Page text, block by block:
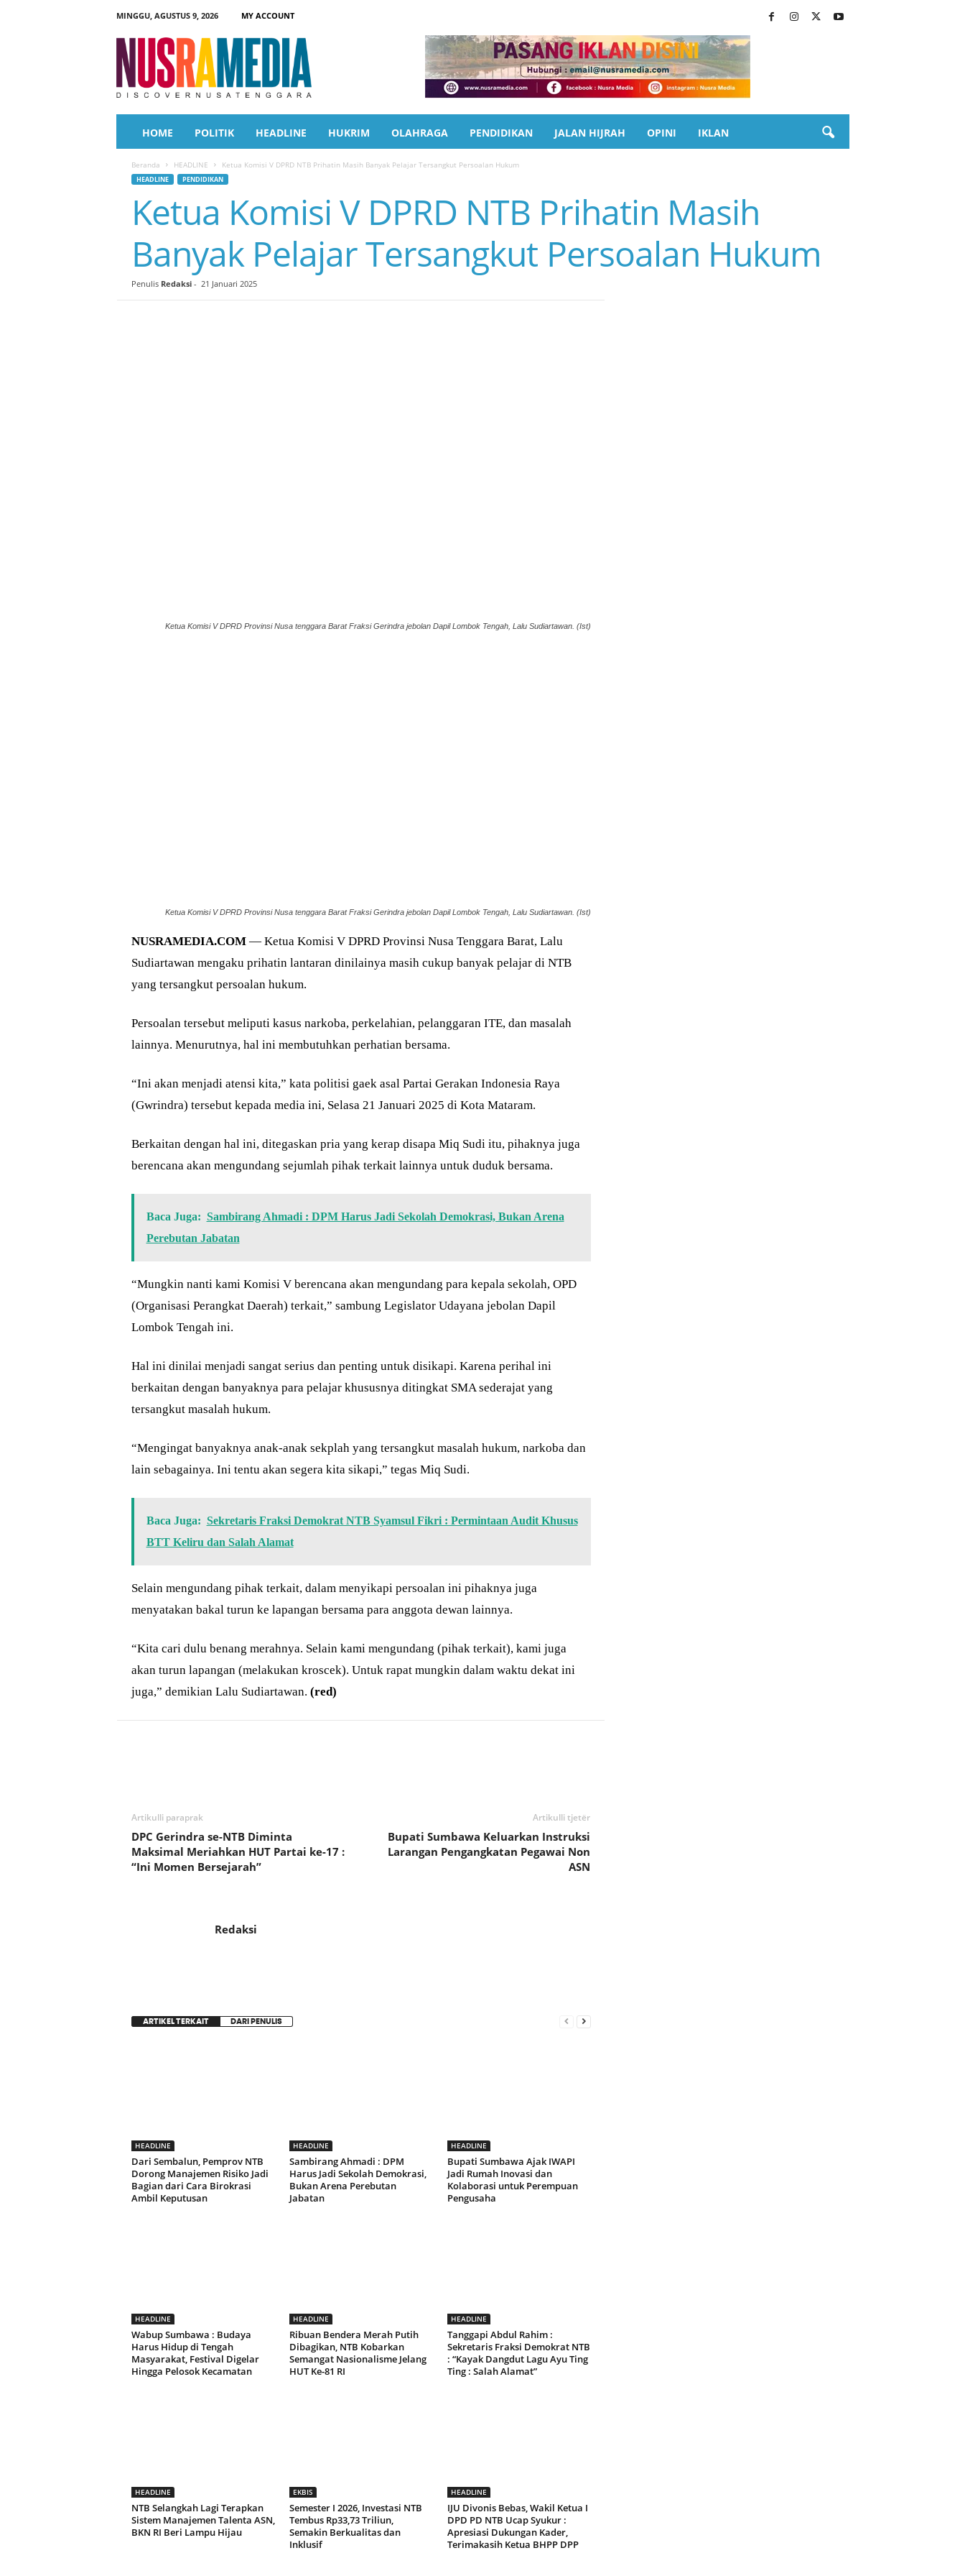
MINGGU, AGUSTUS 9, 2026
MY ACCOUNT
a
HOME POLITIK HEADLINE HUKRIM OLAHRAGA PENDIDIKAN JALAN HIJRAH OPINI IKLAN
Beranda HEADLINE Ketua Komisi V DPRD NTB Prihatin Masih Banyak Pelajar Tersangkut Persoalan Hukum
HEADLINE PENDIDIKAN
Ketua Komisi V DPRD NTB Prihatin Masih
Banyak Pelajar Tersangkut Persoalan Hukum
Penulis Redaksi- 21 Januari 2025
Ketua Komisi V DPRD Provinsi Nusa tenggara Barat Fraksi Gerindra jebolan Dapil Lombok Tengah, Lalu Sudiartawan. (Ist)
Ketua Komisi V DPRD Provinsi Nusa tenggara Barat Fraksi Gerindra jebolan Dapil Lombok Tengah, Lalu Sudiartawan. (Ist)
NUSRAMEDIA.COM— Ketua Komisi V DPRD Provinsi Nusa Tenggara Barat, Lalu
Sudiartawan mengaku prihatin lantaran dinilainya masih cukup banyak pelajar di NTB
yang tersangkut persoalan hukum.
Persoalan tersebut meliputi kasus narkoba, perkelahian, pelanggaran ITE, dan masalah
lainnya. Menurutnya, hal ini membutuhkan perhatian bersama.
“Ini akan menjadi atensi kita,” kata politisi gaek asal Partai Gerakan Indonesia Raya
(Gwrindra) tersebut kepada media ini, Selasa 21 Januari 2025 di Kota Mataram.
Berkaitan dengan hal ini, ditegaskan pria yang kerap disapa Miq Sudi itu, pihaknya juga
berencana akan mengundang sejumlah pihak terkait lainnya untuk duduk bersama.
Baca Juga: Sambirang Ahmadi : DPM Harus Jadi Sekolah Demokrasi, Bukan Arena
Perebutan Jabatan
“Mungkin nanti kami Komisi V berencana akan mengundang para kepala sekolah, OPD
(Organisasi Perangkat Daerah) terkait,” sambung Legislator Udayana jebolan Dapil
Lombok Tengah ini.
Hal ini dinilai menjadi sangat serius dan penting untuk disikapi. Karena perihal ini
berkaitan dengan banyaknya para pelajar khususnya ditingkat SMA sederajat yang
tersangkut masalah hukum.
“Mengingat banyaknya anak-anak sekplah yang tersangkut masalah hukum, narkoba dan
lain sebagainya. Ini tentu akan segera kita sikapi,” tegas Miq Sudi.
Baca Juga: Sekretaris Fraksi Demokrat NTB Syamsul Fikri : Permintaan Audit Khusus
BTT Keliru dan Salah Alamat
Selain mengundang pihak terkait, dalam menyikapi persoalan ini pihaknya juga
menyatakan bakal turun ke lapangan bersama para anggota dewan lainnya.
“Kita cari dulu benang merahnya. Selain kami mengundang (pihak terkait), kami juga
akan turun lapangan (melakukan kroscek). Untuk rapat mungkin dalam waktu dekat ini
juga,” demikian Lalu Sudiartawan. (red)
Artikulli paraprak
DPC Gerindra se-NTB Diminta
Maksimal Meriahkan HUT Partai ke-17 :
“Ini Momen Bersejarah”
Artikulli tjetër
Bupati Sumbawa Keluarkan Instruksi
Larangan Pengangkatan Pegawai Non
ASN
Redaksi
ARTIKEL TERKAIT DARI PENULIS
HEADLINE
Dari Sembalun, Pemprov NTB
Dorong Manajemen Risiko Jadi
Bagian dari Cara Birokrasi
Ambil Keputusan
HEADLINE
Sambirang Ahmadi : DPM
Harus Jadi Sekolah Demokrasi,
Bukan Arena Perebutan
Jabatan
HEADLINE
Bupati Sumbawa Ajak IWAPI
Jadi Rumah Inovasi dan
Kolaborasi untuk Perempuan
Pengusaha
HEADLINE
Wabup Sumbawa : Budaya
Harus Hidup di Tengah
Masyarakat, Festival Digelar
Hingga Pelosok Kecamatan
HEADLINE
Ribuan Bendera Merah Putih
Dibagikan, NTB Kobarkan
Semangat Nasionalisme Jelang
HUT Ke-81 RI
HEADLINE
Tanggapi Abdul Rahim :
Sekretaris Fraksi Demokrat NTB
: “Kayak Dangdut Lagu Ayu Ting
Ting : Salah Alamat”
HEADLINE
NTB Selangkah Lagi Terapkan
Sistem Manajemen Talenta ASN,
BKN RI Beri Lampu Hijau
EKBIS
Semester I 2026, Investasi NTB
Tembus Rp33,73 Triliun,
Semakin Berkualitas dan
Inklusif
HEADLINE
IJU Divonis Bebas, Wakil Ketua I
DPD PD NTB Ucap Syukur :
Apresiasi Dukungan Kader,
Terimakasih Ketua BHPP DPP